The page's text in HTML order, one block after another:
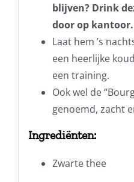
blijven? Drink
door op kantoor.
Laat hem ’s
een heerlijke
een training.
Ook wel de
genoemd, zacht
Ingrediënten:
Zwarte thee